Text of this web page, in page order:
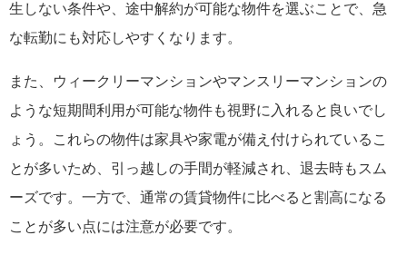
生しない条件や、途中解約が可能な物件を選ぶことで、急
な転勤にも対応しやすくなります。
また、ウィークリーマンションやマンスリーマンションの
ような短期間利用が可能な物件も視野に入れると良いでし
ょう。これらの物件は家具や家電が備え付けられているこ
とが多いため、引っ越しの手間が軽減され、退去時もスム
ーズです。一方で、通常の賃貸物件に比べると割高になる
ことが多い点には注意が必要です。